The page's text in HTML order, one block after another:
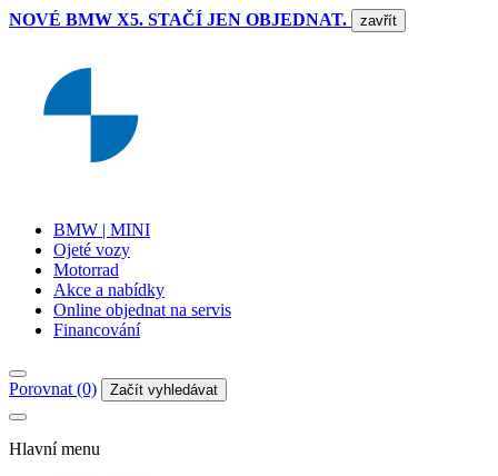
NOVÉ BMW X5. STAČÍ JEN OBJEDNAT. zavřít
BMW | MINI
Ojeté vozy
Motorrad
Akce a nabídky
Online objednat na servis
Financování
Porovnat (0) Začít vyhledávat
Hlavní menu